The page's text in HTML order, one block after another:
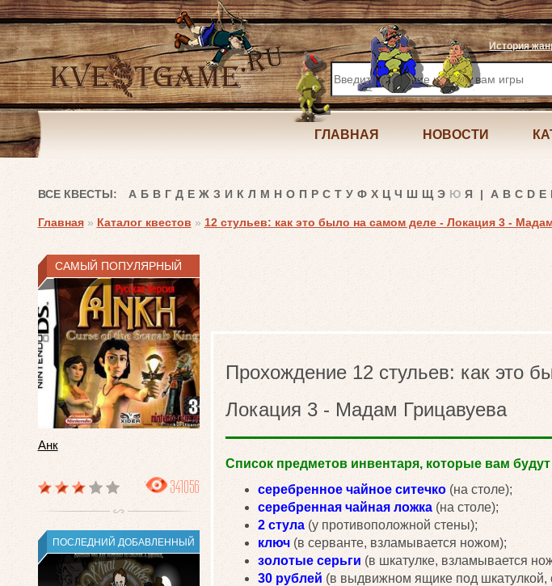
История
ГЛАВНАЯ НОВОСТИ
ВСЕ КВЕСТЫ: А Б В Г Д Е Ж З И К Л М Н О П Р С Т У Ф Х Ц Ч Ш Щ Э Ю Я | A B C D E
Главная » Каталог квестов » 12 стульев: как это было на самом деле - Локация 3 -
САМЫЙ ПОПУЛЯРНЫЙ
Анк
341056
ПОСЛЕДНИЙ ДОБАВЛЕННЫЙ
Прохождение 12 стульев: как это
Локация 3 - Мадам Грицавуева
Список предметов инвентаря, которые вам
серебренное чайное ситечко(на столе);
серебренная чайная ложка(на столе);
2 стула(у противоположной стены);
ключ(в серванте, взламывается ножом);
золотые серьги(в шкатулке, взламывается
30 рублей (в выдвижном ящике под шкатулкой,